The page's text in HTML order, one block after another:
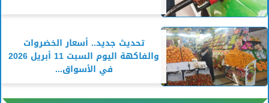
تحديث جديد.. أسعار الخضروات
والفاكهة اليوم السبت 11 أبريل 2026
في الأسواق...